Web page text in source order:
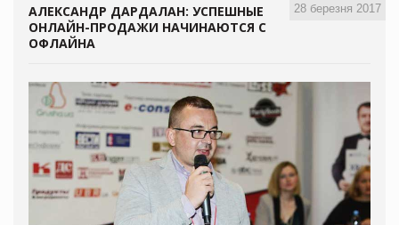
28 березня 2017
АЛЕКСАНДР ДАРДАЛАН: УСПЕШНЫЕ
ОНЛАЙН-ПРОДАЖИ НАЧИНАЮТСЯ С
ОФЛАЙНА